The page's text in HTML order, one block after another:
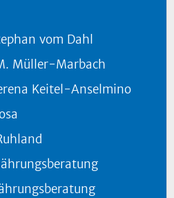
vom Dahl
Müller-Marbach
Keitel-Anselmino